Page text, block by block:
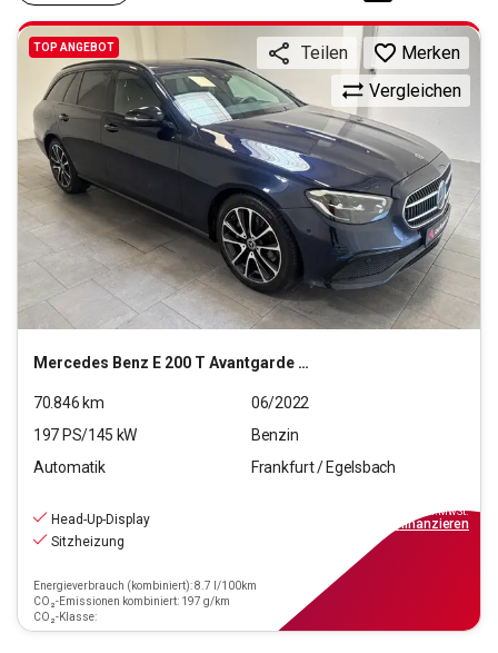
TOP ANGEBOT
Mercedes Benz E 200 T Avantgarde 4Matic (EURO 6d)
Vergleichen
Teilen Merken
70.846 km
06/2022
197 PS/145 kW
Benzin
Automatik
Frankfurt / Egelsbach
Head-Up-Display
Sitzheizung
Energieverbrauch (kombiniert): 8.7 l/100km
CO₂-Emissionen kombiniert: 197 g/km
CO₂-Klasse:
inkl.MwSt.
finanzieren